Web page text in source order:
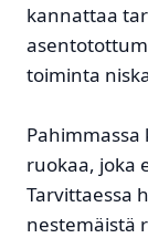
kannattaa
toiminta
ruokaa, joka
Tarvittaessa
nestemäistä